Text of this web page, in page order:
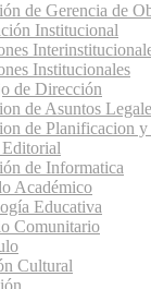
de Gerencia de
Institucional
Institucionales
de Dirección
de Asuntos
de Planificacion y
de Informatica
Académico
Educativa
Comunitario
Cultural